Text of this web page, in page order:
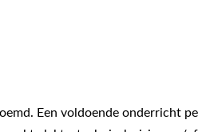
Een voldoende onderricht